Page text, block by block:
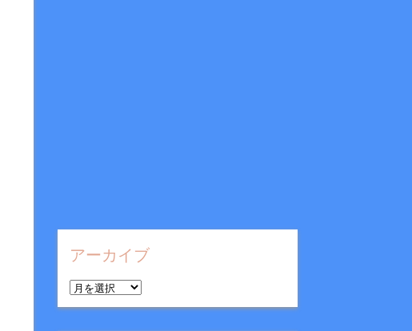
アーカイブ
ア
ー